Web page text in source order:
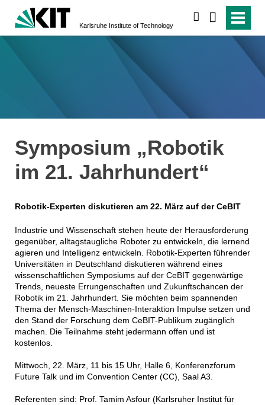
Karlsruhe Institute of Technology
Symposium „Robotik
im 21. Jahrhundert“
Robotik-Experten diskutieren am 22. März auf der CeBIT
Industrie und Wissenschaft stehen heute der Herausforderung
gegenüber, alltagstaugliche Roboter zu entwickeln, die lernend
agieren und Intelligenz entwickeln. Robotik-Experten führender
Universitäten in Deutschland diskutieren während eines
wissenschaftlichen Symposiums auf der CeBIT gegenwärtige
Trends, neueste Errungenschaften und Zukunftschancen der
Robotik im 21. Jahrhundert. Sie möchten beim spannenden
Thema der Mensch-Maschinen-Interaktion Impulse setzen und
den Stand der Forschung dem CeBIT-Publikum zugänglich
machen. Die Teilnahme steht jedermann offen und ist
kostenlos.
Mittwoch, 22. März, 11 bis 15 Uhr, Halle 6, Konferenzforum
Future Talk und im Convention Center (CC), Saal A3.
Referenten sind: Prof. Tamim Asfour (Karlsruher Institut für